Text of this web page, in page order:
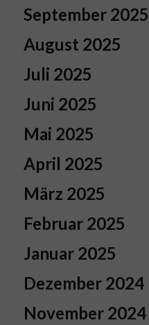
September 2025
August 2025
Juli 2025
Juni 2025
Mai 2025
April 2025
März 2025
Februar 2025
Januar 2025
Dezember 2024
November 2024